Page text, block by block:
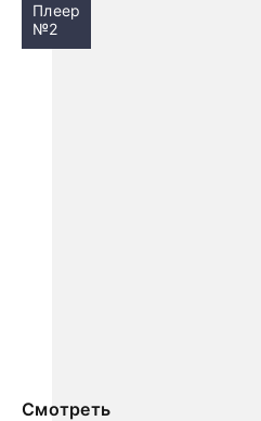
Плеер
№2
Смотреть